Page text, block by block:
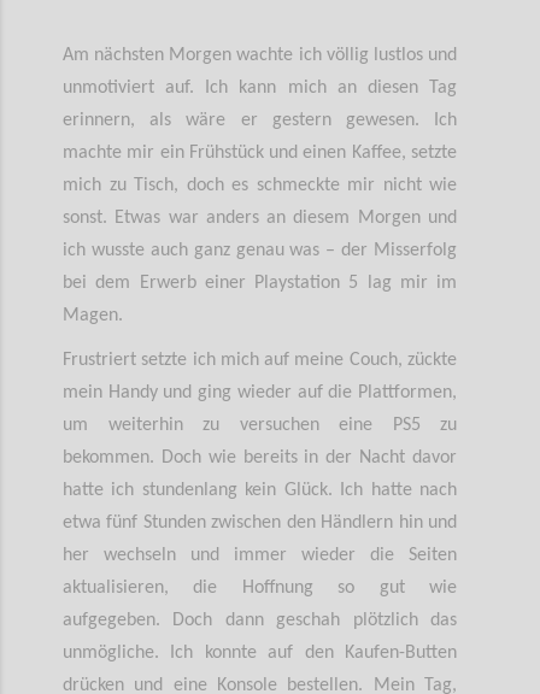
Am nächsten Morgen wachte ich völlig lustlos und
unmotiviert auf. Ich kann mich an diesen Tag
erinnern, als wäre er gestern gewesen. Ich
machte mir ein Frühstück und einen Kaffee, setzte
mich zu Tisch, doch es schmeckte mir nicht wie
sonst. Etwas war anders an diesem Morgen und
ich wusste auch ganz genau was – der Misserfolg
bei dem Erwerb einer Playstation 5 lag mir im
Magen.
Frustriert setzte ich mich auf meine Couch, zückte
mein Handy und ging wieder auf die Plattformen,
um weiterhin zu versuchen eine PS5 zu
bekommen. Doch wie bereits in der Nacht davor
hatte ich stundenlang kein Glück. Ich hatte nach
etwa fünf Stunden zwischen den Händlern hin und
her wechseln und immer wieder die Seiten
aktualisieren, die Hoffnung so gut wie
aufgegeben. Doch dann geschah plötzlich das
unmögliche. Ich konnte auf den Kaufen-Butten
drücken und eine Konsole bestellen. Mein Tag,